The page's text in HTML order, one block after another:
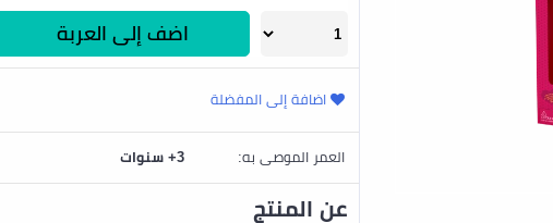
اضف إلى العربة
اضافة إلى المفضلة
العمر الموصى به: 3+ سنوات
عن المنتج